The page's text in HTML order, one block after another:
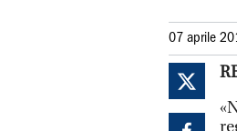
07 aprile